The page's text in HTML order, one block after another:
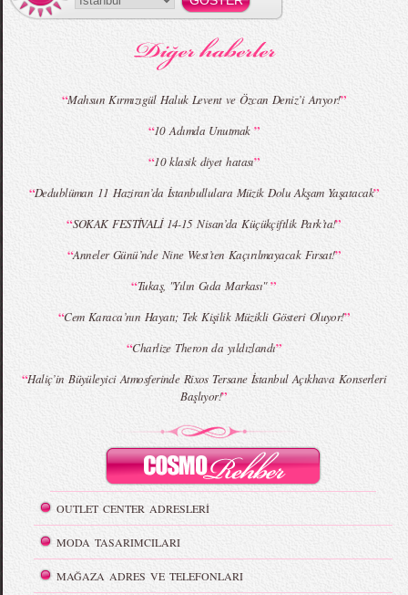
“Mahsun Kırmızıgül Haluk Levent ve Özcan Deniz’i Arıyor!”
“10 Adımda Unutmak ”
“10 klasik diyet hatası”
“Dedublüman 11 Haziran’da İstanbullulara Müzik Dolu Akşam Yaşatacak”
“SOKAK FESTİVALİ 14-15 Nisan’da Küçükçiftlik Park’ta!”
“Anneler Günü’nde Nine West’ten Kaçırılmayacak Fırsat!”
“Tukaş, "Yılın Gıda Markası"”
“Cem Karaca’nın Hayatı; Tek Kişilik Müzikli Gösteri Oluyor!”
“Charlize Theron da yıldızlandı”
“Haliç’in Büyüleyici Atmosferinde Rixos Tersane İstanbul Açıkhava Konserleri
Başlıyor!”
OUTLET CENTER ADRESLERİ
MODA TASARIMCILARI
MAĞAZA ADRES VE TELEFONLARI